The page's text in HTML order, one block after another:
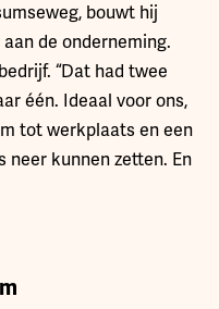
bouwt hij
de onderneming.
“Dat had twee
één. Ideaal voor ons,
tot werkplaats en een
neer kunnen zetten. En